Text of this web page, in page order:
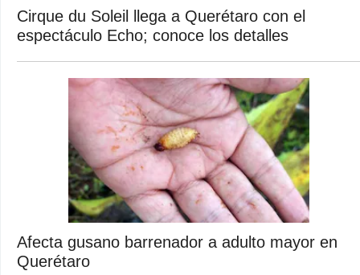
Cirque du Soleil llega a Querétaro con el
espectáculo Echo; conoce los detalles
Afecta gusano barrenador a adulto mayor en
Querétaro